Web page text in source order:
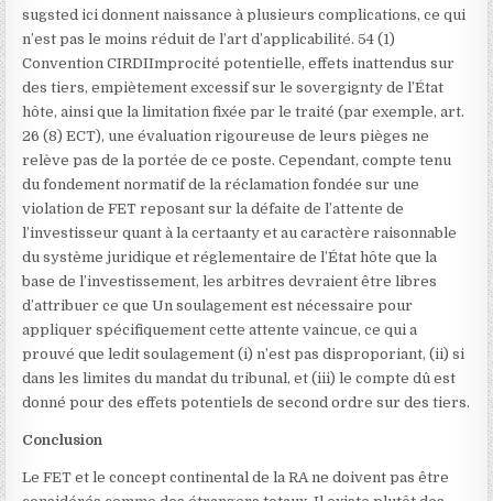
sugsted ici donnent naissance à plusieurs complications, ce qui
n’est pas le moins réduit de l’art d’applicabilité. 54 (1)
Convention CIRDIImprocité potentielle, effets inattendus sur
des tiers, empiètement excessif sur le sovergignty de l’État
hôte, ainsi que la limitation fixée par le traité (par exemple, art.
26 (8) ECT), une évaluation rigoureuse de leurs pièges ne
relève pas de la portée de ce poste. Cependant, compte tenu
du fondement normatif de la réclamation fondée sur une
violation de FET reposant sur la défaite de l’attente de
l’investisseur quant à la certaanty et au caractère raisonnable
du système juridique et réglementaire de l’État hôte que la
base de l’investissement, les arbitres devraient être libres
d’attribuer ce que Un soulagement est nécessaire pour
appliquer spécifiquement cette attente vaincue, ce qui a
prouvé que ledit soulagement (i) n’est pas disproporiant, (ii) si
dans les limites du mandat du tribunal, et (iii) le compte dû est
donné pour des effets potentiels de second ordre sur des tiers.
Conclusion
Le FET et le concept continental de la RA ne doivent pas être